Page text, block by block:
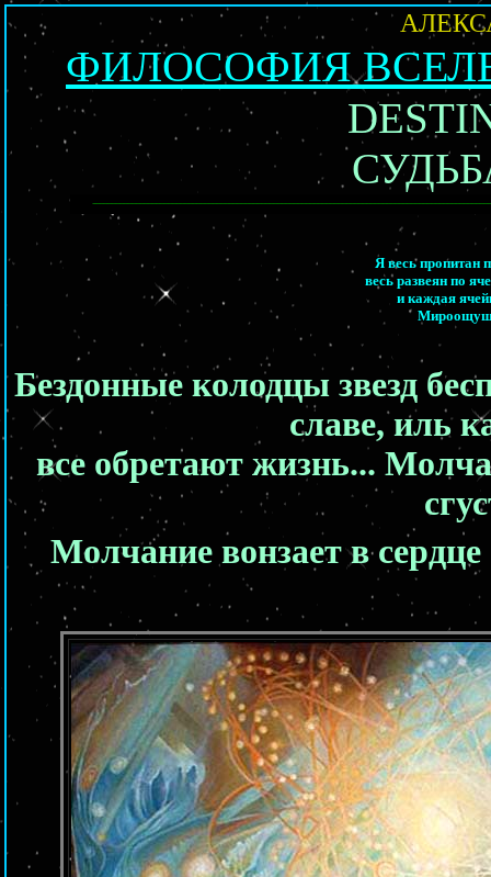
ФИЛОСОФИЯ
Я весь пропитан
весь развеян по
и каждая
Бездонные колодцы звезд
славе, иль
все обретают жизнь...
Молчание вонзает в